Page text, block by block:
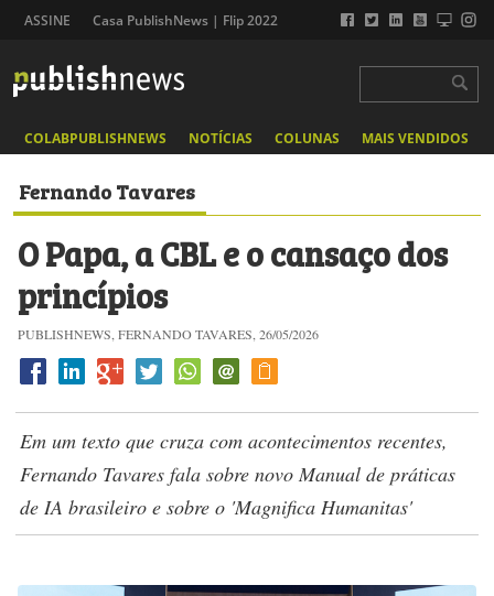
ASSINE Casa PublishNews | Flip 2022
COLABPUBLISHNEWS NOTÍCIAS COLUNAS MAIS VENDIDOS
Fernando Tavares
O Papa, a CBL e o cansaço dos
princípios
PUBLISHNEWS, FERNANDO TAVARES, 26/05/2026
Em um texto que cruza com acontecimentos recentes,
Fernando Tavares fala sobre novo Manual de práticas
de IA brasileiro e sobre o 'Magnifica Humanitas'